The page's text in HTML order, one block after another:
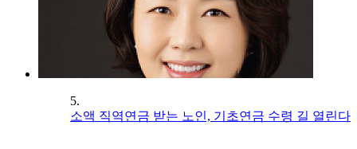
5.
소액 직역연금 받는 노인, 기초연금 수령 길 열린다